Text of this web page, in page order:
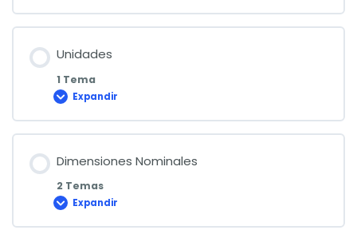
Unidades
1 Tema
Expandir
Unidades
Dimensiones Nominales
2 Temas
Expandir
Dimensiones